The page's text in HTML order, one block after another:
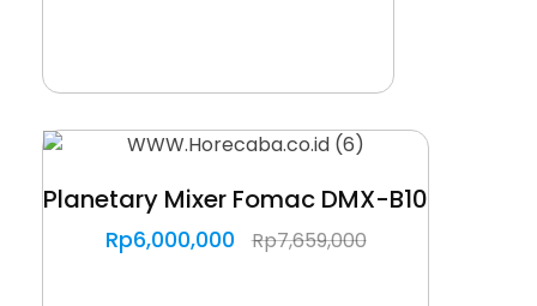
Planetary Mixer Fomac DMX-B10
Rp6,000,000 Rp7,659,000